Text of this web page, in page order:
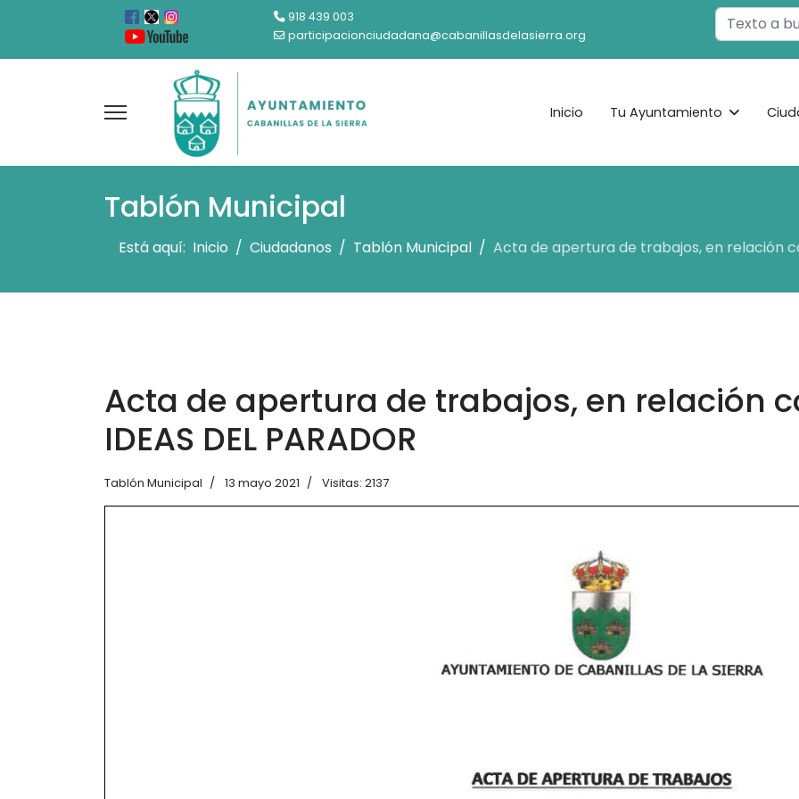
918 439 003
participacionciudadana@cabanillasdelasierra.org
Buscar
Inicio Tu Ayuntamiento
Tablón Municipal
Está aquí: Inicio Ciudadanos Tablón Municipal Acta de apertura de trabajos, en relación
Acta de apertura de trabajos, en relación
IDEAS DEL PARADOR
Tablón Municipal 13 mayo 2021 Visitas: 2137